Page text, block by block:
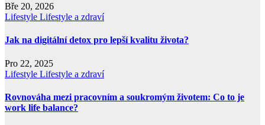
Bře 20, 2026
Lifestyle Lifestyle a zdraví
Jak na digitální detox pro lepší kvalitu života?
Pro 22, 2025
Lifestyle Lifestyle a zdraví
Rovnováha mezi pracovním a soukromým životem: Co to je
work life balance?